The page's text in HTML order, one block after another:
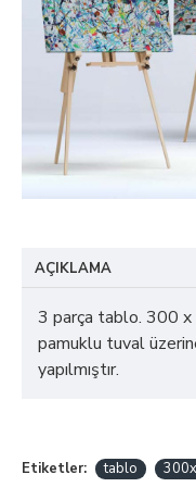
AÇIKLAMA
3 parça tablo. 300 x
pamuklu tuval
yapılmıştır.
Etiketler: tablo